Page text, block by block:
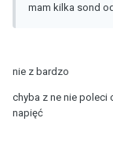
mam kilka sond
nie z bardzo
chyba z ne nie poleci
napięć